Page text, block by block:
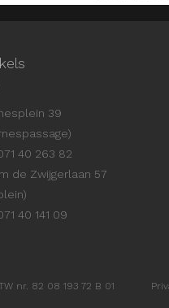
39
40 263 82
de Zwijgerlaan 57
40 141 09
nr. 82 08 193 72 B 01